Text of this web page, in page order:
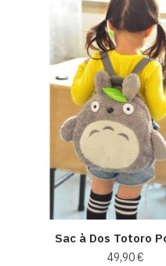
Sac à Dos Totoro
49,90€